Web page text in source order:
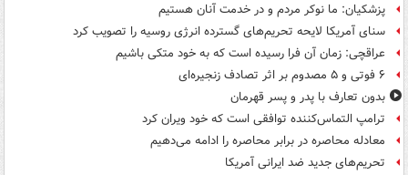
پزشکیان: ما نوکر مردم و در خدمت آنان هستیم
سنای آمریکا لایحه تحریم‌های گسترده انرژی روسیه را تصویب کرد
عراقچی: زمان آن فرا رسیده است که به خود متکی باشیم
۶ فوتی و ۵ مصدوم بر اثر تصادف زنجیره‌ای
بدون تعارف با پدر و پسر قهرمان
ترامپ التماس‌کننده توافقی است که خود ویران کرد
معادله محاصره در برابر محاصره را ادامه می‌دهیم
تحریم‌های جدید ضد ایرانی آمریکا